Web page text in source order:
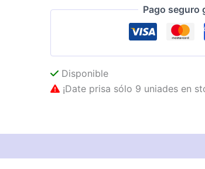
Pago seguro
Disponible
¡Date prisa sólo 9 uniades en